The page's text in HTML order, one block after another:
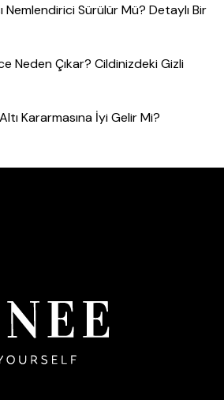
Nemlendirici Sürülür Mü? Detaylı Bir
Neden Çıkar? Cildinizdeki Gizli
Kararmasına İyi Gelir Mi?